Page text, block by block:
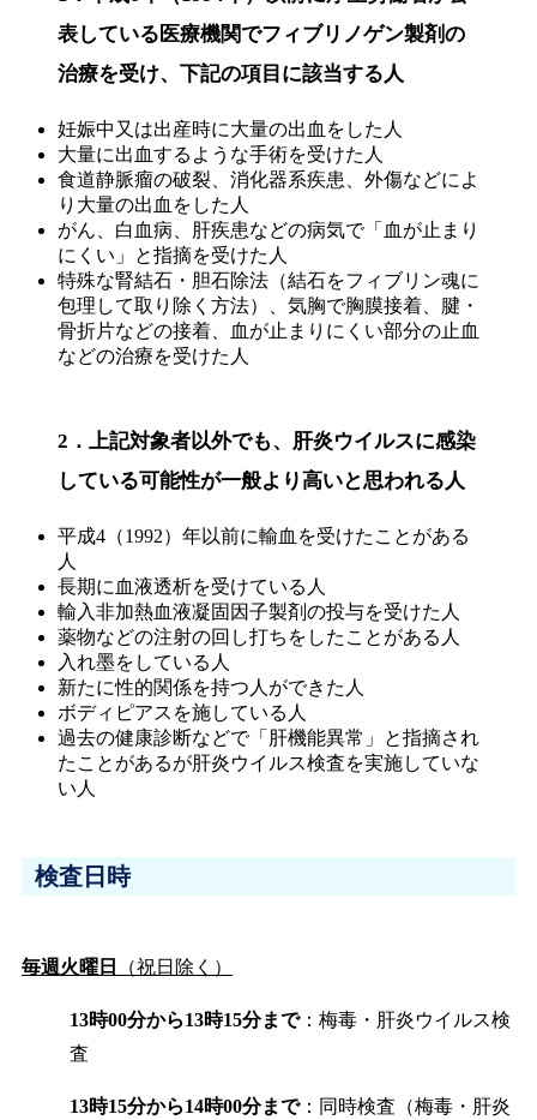
表している医療機関でフィブリノゲン製剤の
治療を受け、下記の項目に該当する人
妊娠中又は出産時に大量の出血をした人
大量に出血するような手術を受けた人
食道静脈瘤の破裂、消化器系疾患、外傷などによ
り大量の出血をした人
がん、白血病、肝疾患などの病気で「血が止まり
にくい」と指摘を受けた人
特殊な腎結石・胆石除法（結石をフィブリン魂に
包理して取り除く方法）、気胸で胸膜接着、腱・
骨折片などの接着、血が止まりにくい部分の止血
などの治療を受けた人
2．上記対象者以外でも、肝炎ウイルスに感染
している可能性が一般より高いと思われる人
平成4（1992）年以前に輸血を受けたことがある
人
長期に血液透析を受けている人
輸入非加熱血液凝固因子製剤の投与を受けた人
薬物などの注射の回し打ちをしたことがある人
入れ墨をしている人
新たに性的関係を持つ人ができた人
ボディピアスを施している人
過去の健康診断などで「肝機能異常」と指摘され
たことがあるが肝炎ウイルス検査を実施していな
い人
検査日時
毎週火曜日 （祝日除く）
13時00分から13時15分まで：梅毒・肝炎ウイルス検
査
13時15分から14時00分まで：同時検査（梅毒・肝炎